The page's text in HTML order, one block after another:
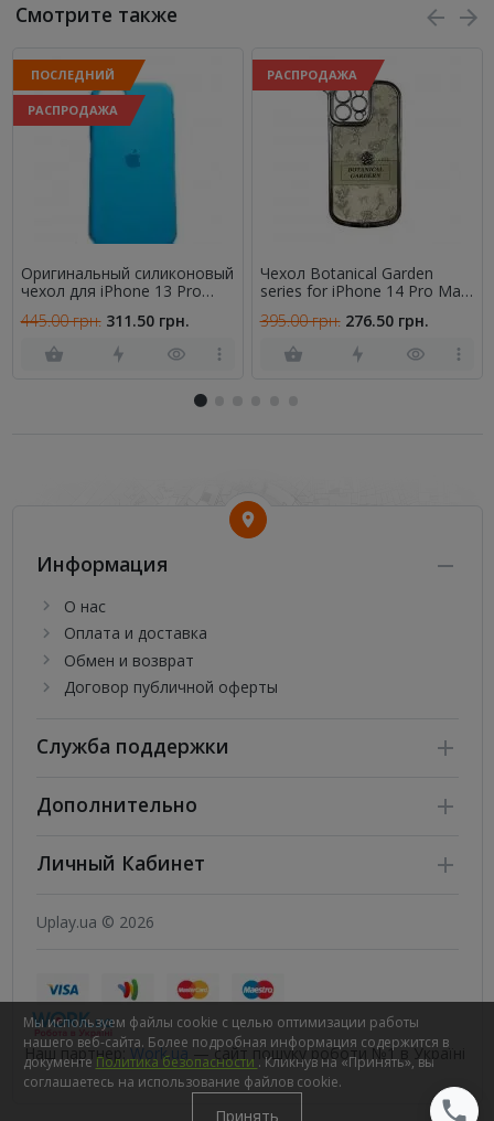
Смотрите также
ПОСЛЕДНИЙ
РАСПРОДАЖА
Оригинальный силиконовый
чехол для iPhone 13 Pro
445.00 грн. 311.50 грн.
РАСПРОДАЖА
Чехол Botanical Garden
series for iPhone 14 Pro Max
395.00 грн. 276.50 грн.
Информация
О нас
Оплата и доставка
Обмен и возврат
Договор публичной оферты
Служба поддержки
Дополнительно
Личный Кабинет
Uplay.ua © 2026
Наш партнер:Work.ua — сайт пошуку роботи №1 в Україні
Мы используем файлы cookie с целью оптимизации работы
нашего веб-сайта. Более подробная информация содержится в
документе Политика безопасности . Кликнув на «Принять», вы
соглашаетесь на использование файлов cookie.
Принять